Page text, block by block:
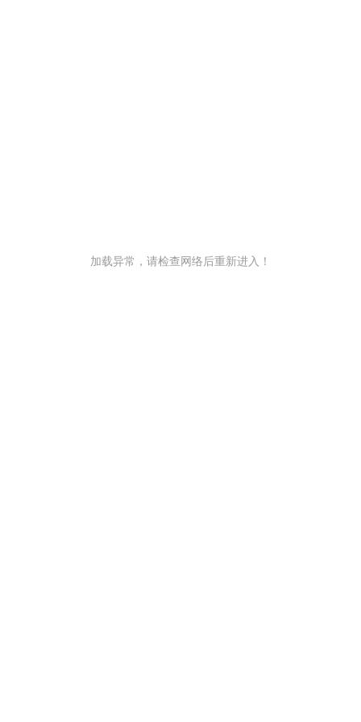
加载异常，请检查网络后重新进入！